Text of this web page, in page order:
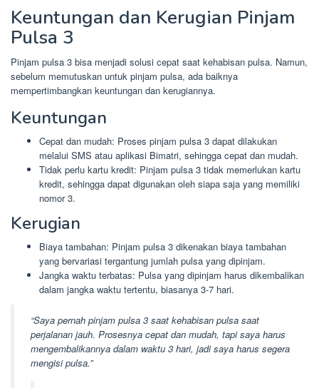
Keuntungan dan Kerugian Pinjam
Pulsa 3
Pinjam pulsa 3 bisa menjadi solusi cepat saat kehabisan pulsa. Namun,
sebelum memutuskan untuk pinjam pulsa, ada baiknya
mempertimbangkan keuntungan dan kerugiannya.
Keuntungan
Cepat dan mudah: Proses pinjam pulsa 3 dapat dilakukan
melalui SMS atau aplikasi Bimatri, sehingga cepat dan mudah.
Tidak perlu kartu kredit: Pinjam pulsa 3 tidak memerlukan kartu
kredit, sehingga dapat digunakan oleh siapa saja yang memiliki
nomor 3.
Kerugian
Biaya tambahan: Pinjam pulsa 3 dikenakan biaya tambahan
yang bervariasi tergantung jumlah pulsa yang dipinjam.
Jangka waktu terbatas: Pulsa yang dipinjam harus dikembalikan
dalam jangka waktu tertentu, biasanya 3-7 hari.
“Saya pernah pinjam pulsa 3 saat kehabisan pulsa saat
perjalanan jauh. Prosesnya cepat dan mudah, tapi saya harus
mengembalikannya dalam waktu 3 hari, jadi saya harus segera
mengisi pulsa.”